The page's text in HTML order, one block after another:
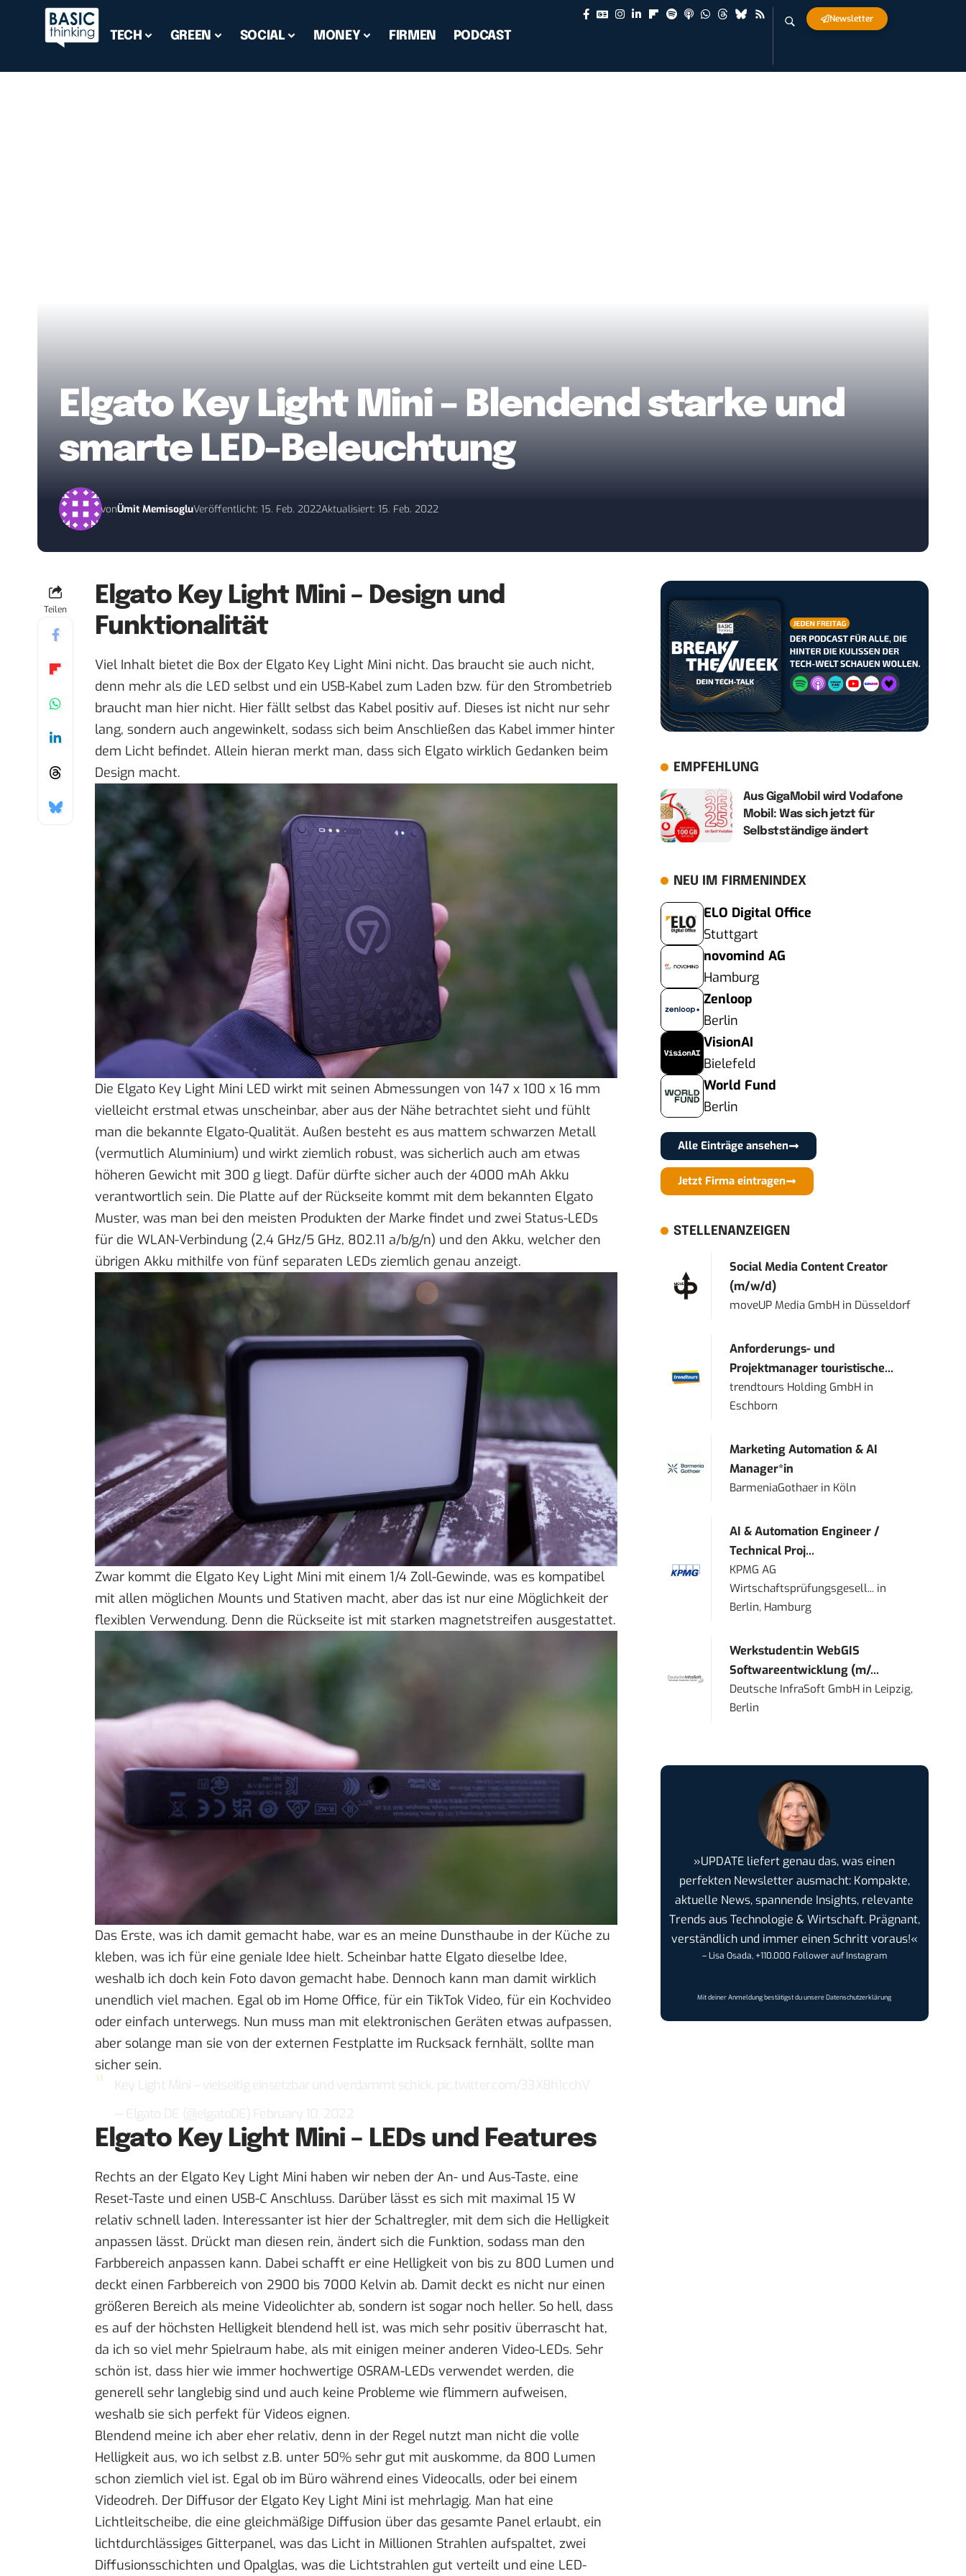
TECH GREEN SOCIAL MONEY FIRMEN PODCAST
Newsletter
Elgato Key Light Mini – Blendend starke und
smarte LED-Beleuchtung
vonÜmit MemisogluVeröffentlicht: 15. Feb. 2022Aktualisiert: 15. Feb. 2022
Teilen
Elgato Key Light Mini – Design und
Funktionalität
Viel Inhalt bietet die Box der Elgato Key Light Mini nicht. Das braucht sie auch nicht,
denn mehr als die LED selbst und ein USB-Kabel zum Laden bzw. für den Strombetrieb
braucht man hier nicht. Hier fällt selbst das Kabel positiv auf. Dieses ist nicht nur sehr
lang, sondern auch angewinkelt, sodass sich beim Anschließen das Kabel immer hinter
dem Licht befindet. Allein hieran merkt man, dass sich Elgato wirklich Gedanken beim
Design macht.
Die Elgato Key Light Mini LED wirkt mit seinen Abmessungen von 147 x 100 x 16 mm
vielleicht erstmal etwas unscheinbar, aber aus der Nähe betrachtet sieht und fühlt
man die bekannte Elgato-Qualität. Außen besteht es aus mattem schwarzen Metall
(vermutlich Aluminium) und wirkt ziemlich robust, was sicherlich auch am etwas
höheren Gewicht mit 300 g liegt. Dafür dürfte sicher auch der 4000 mAh Akku
verantwortlich sein. Die Platte auf der Rückseite kommt mit dem bekannten Elgato
Muster, was man bei den meisten Produkten der Marke findet und zwei Status-LEDs
für die WLAN-Verbindung (2,4 GHz/5 GHz, 802.11 a/b/g/n) und den Akku, welcher den
übrigen Akku mithilfe von fünf separaten LEDs ziemlich genau anzeigt.
Zwar kommt die Elgato Key Light Mini mit einem 1/4 Zoll-Gewinde, was es kompatibel
mit allen möglichen Mounts und Stativen macht, aber das ist nur eine Möglichkeit der
flexiblen Verwendung. Denn die Rückseite ist mit starken magnetstreifen ausgestattet.
Das Erste, was ich damit gemacht habe, war es an meine Dunsthaube in der Küche zu
kleben, was ich für eine geniale Idee hielt. Scheinbar hatte Elgato dieselbe Idee,
weshalb ich doch kein Foto davon gemacht habe. Dennoch kann man damit wirklich
unendlich viel machen. Egal ob im Home Office, für ein TikTok Video, für ein Kochvideo
oder einfach unterwegs. Nun muss man mit elektronischen Geräten etwas aufpassen,
aber solange man sie von der externen Festplatte im Rucksack fernhält, sollte man
sicher sein.
Elgato Key Light Mini – LEDs und Features
Rechts an der Elgato Key Light Mini haben wir neben der An- und Aus-Taste, eine
Reset-Taste und einen USB-C Anschluss. Darüber lässt es sich mit maximal 15 W
relativ schnell laden. Interessanter ist hier der Schaltregler, mit dem sich die Helligkeit
anpassen lässt. Drückt man diesen rein, ändert sich die Funktion, sodass man den
Farbbereich anpassen kann. Dabei schafft er eine Helligkeit von bis zu 800 Lumen und
deckt einen Farbbereich von 2900 bis 7000 Kelvin ab. Damit deckt es nicht nur einen
größeren Bereich als meine Videolichter ab, sondern ist sogar noch heller. So hell, dass
es auf der höchsten Helligkeit blendend hell ist, was mich sehr positiv überrascht hat,
da ich so viel mehr Spielraum habe, als mit einigen meiner anderen Video-LEDs. Sehr
schön ist, dass hier wie immer hochwertige OSRAM-LEDs verwendet werden, die
generell sehr langlebig sind und auch keine Probleme wie flimmern aufweisen,
weshalb sie sich perfekt für Videos eignen.
Blendend meine ich aber eher relativ, denn in der Regel nutzt man nicht die volle
Helligkeit aus, wo ich selbst z.B. unter 50% sehr gut mit auskomme, da 800 Lumen
schon ziemlich viel ist. Egal ob im Büro während eines Videocalls, oder bei einem
Videodreh. Der Diffusor der Elgato Key Light Mini ist mehrlagig. Man hat eine
Lichtleitscheibe, die eine gleichmäßige Diffusion über das gesamte Panel erlaubt, ein
lichtdurchlässiges Gitterpanel, was das Licht in Millionen Strahlen aufspaltet, zwei
Diffusionsschichten und Opalglas, was die Lichtstrahlen gut verteilt und eine LED-
EMPFEHLUNG
Aus GigaMobil wird Vodafone
Mobil: Was sich jetzt für
Selbstständige ändert
NEU IM FIRMENINDEX
ELO Digital Office
Stuttgart
novomind AG
Hamburg
Zenloop
Berlin
VisionAI
Bielefeld
World Fund
Berlin
Alle Einträge ansehen
Jetzt Firma eintragen
STELLENANZEIGEN
Social Media Content Creator
(m/w/d)
moveUP Media GmbH in Düsseldorf
Anforderungs- und
Projektmanager touristische...
trendtours Holding GmbH in
Eschborn
Marketing Automation & AI
Manager*in
BarmeniaGothaer in Köln
AI & Automation Engineer /
Technical Proj...
KPMG AG
Wirtschaftsprüfungsgesell... in
Berlin, Hamburg
Werkstudent:in WebGIS
Softwareentwicklung (m/...
Deutsche InfraSoft GmbH in Leipzig,
Berlin
»UPDATE liefert genau das, was einen
perfekten Newsletter ausmacht: Kompakte,
aktuelle News, spannende Insights, relevante
Trends aus Technologie & Wirtschaft. Prägnant,
verständlich und immer einen Schritt voraus!«
– Lisa Osada, +110.000 Follower auf Instagram
Mit deiner Anmeldung bestätigst du unsereDatenschutzerklärung